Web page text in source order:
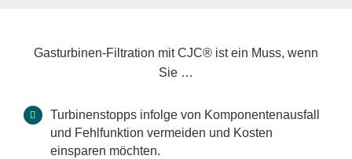
Gasturbinen-Filtration mit CJC® ist ein Muss, wenn
Sie …
Turbinenstopps infolge von Komponentenausfall
und Fehlfunktion vermeiden und Kosten
einsparen möchten.